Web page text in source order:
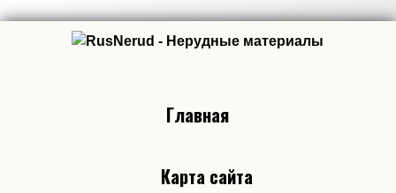
Главная
Карта сайта